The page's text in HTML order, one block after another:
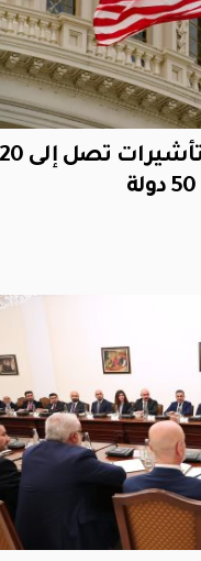
أميركا تقر سندات تأشيرات تصل إلى 20